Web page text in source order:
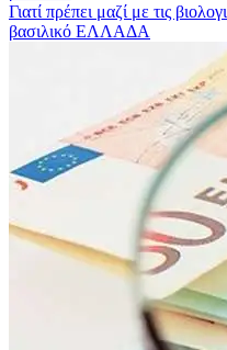
Γιατί πρέπει μαζί με τις
βασιλικό ΕΛΛΑΔΑ